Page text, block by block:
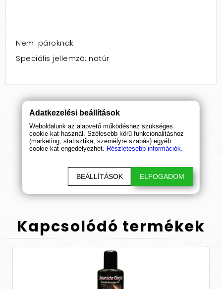
Nem: pároknak
Speciális jellemző: natúr
Termékértékelések
Kapcsolódó termékek
Adatkezelési beállítások
Weboldalunk az alapvető működéshez szükséges
cookie-kat használ. Szélesebb körű funkcionalitáshoz
(marketing, statisztika, személyre szabás) egyéb
cookie-kat engedélyezhet. Részletesebb információk.
BEÁLLÍTÁSOK ELFOGADOM